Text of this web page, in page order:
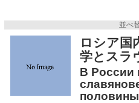
並べ
ロシア
学とスラ
В России